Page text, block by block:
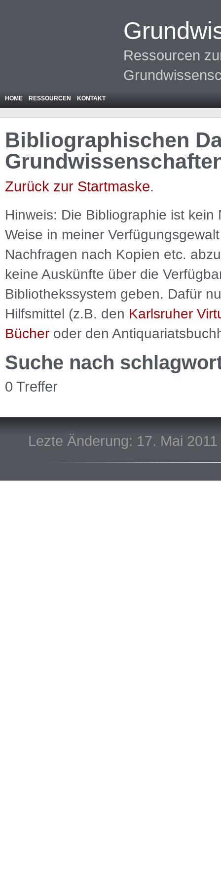
Ressourcen
HOME RESSOURCEN KONTAKT
Bibliographischen
Zurück zur Startmaske.
Hinweis: Die Bibliographie ist kein
Weise in meiner
Nachfragen nach Kopien etc.
keine Auskünfte über die
Bibliothekssystem geben. Dafür
Hilfsmittel (z.B. den Karlsruher
Bücher oder den
Suche nach
0 Treffer
Lezte Änderung: 17. Mai